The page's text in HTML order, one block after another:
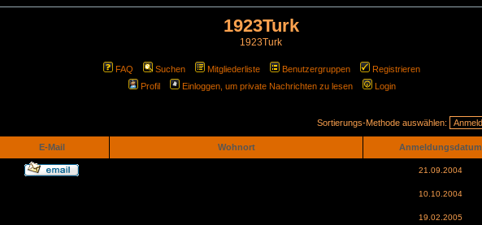
1923Turk
1923Turk
FAQ Suchen Mitgliederliste Benutzergruppen
Registrieren
Profil
Einloggen, um private Nachrichten zu lesen Login
Sortierungs-Methode auswählen:
E-Mail Wohnort Anmeldungsdatum
21.09.2004
10.10.2004
19.02.2005